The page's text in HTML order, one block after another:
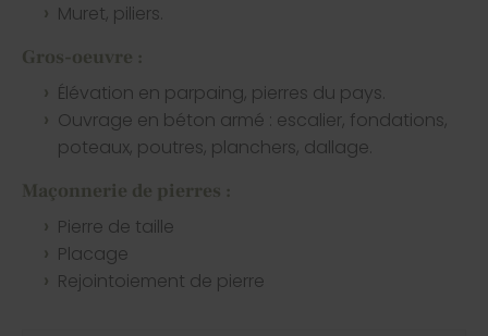
Muret, piliers.
Gros-oeuvre :
Élévation en parpaing, pierres du pays.
Ouvrage en béton armé : escalier, fondations,
poteaux, poutres, planchers, dallage.
Maçonnerie de pierres :
Pierre de taille
Placage
Rejointoiement de pierre